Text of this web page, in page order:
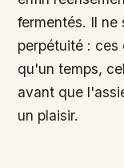
fermentés. Il
perpétuité :
qu'un temps,
avant que
un plaisir.